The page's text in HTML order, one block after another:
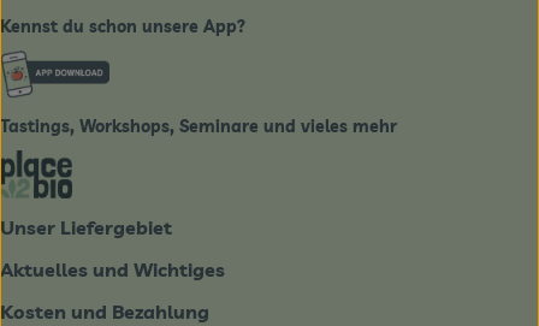
Kennst du schon unsere App?
Externer Link zu https://www.biobote-
Tastings, Workshops, Seminare und vieles mehr
Externer Link zu https://place2bio.de/
Unser Liefergebiet
Aktuelles und Wichtiges
Kosten und Bezahlung